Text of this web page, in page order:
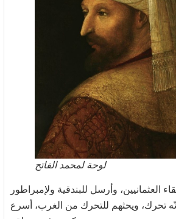
لوحة لمحمد الفاتح
العثمانيين، وأرسل للبندقية ولإمبراطور
أنّه تحرك، ويحثهم للتحرك من الغرب، أسرع